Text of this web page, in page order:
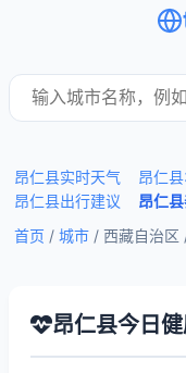
昂仁县实时天气 昂仁
昂仁县出行建议
昂仁
首页 / 城市 / 西藏自治区
昂仁县今日